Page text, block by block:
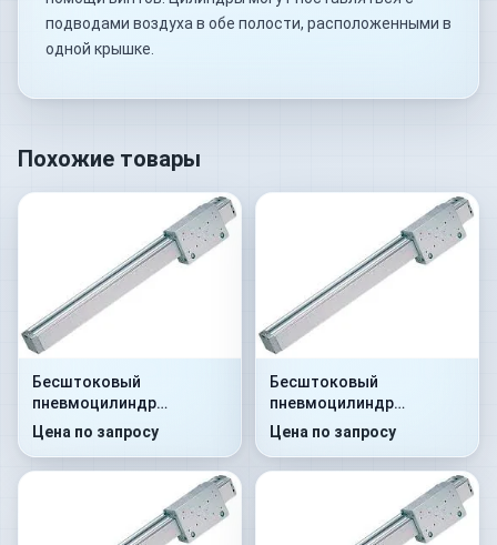
подводами воздуха в обе полости, расположенными в
одной крышке.
Похожие товары
Бесштоковый
пневмоцилиндр
52R2C25A0380
Цена по запросу
Бесштоковый
пневмоцилиндр
52R2C40A0700
Цена по запросу